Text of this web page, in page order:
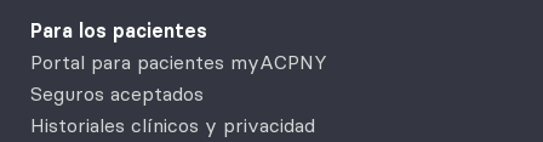
Para los pacientes
Portal para pacientes myACPNY
Seguros aceptados
Historiales clínicos y privacidad